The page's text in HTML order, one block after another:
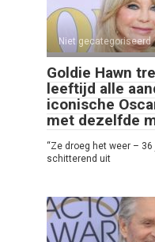
Niet gecategoriseerd
Goldie Hawn
leeftijd alle
iconische
met dezelfde
“Ze droeg het weer – 36
schitterend uit